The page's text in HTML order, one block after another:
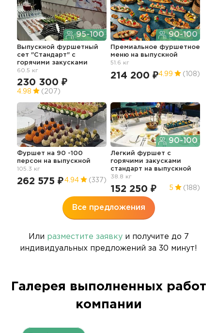
95-100
Выпускной фуршетный
сет "Стандарт" с
горячими закусками
60.5 кг
230 300 ₽
4.98 (207)
90-100
Премиальное фуршетное
меню на выпускной
51.6 кг
214 200 ₽4.99 (108)
Фуршет на 90 -100
персон на выпускной
105.3 кг
262 575 ₽4.94 (337)
90-100
Легкий фуршет c
горячими закусками
стандарт на выпускной
38.8 кг
152 250 ₽ 5 (188)
Все предложения
Или разместите заявкуи получите до 7
индивидуальных предложений за 30 минут!
Галерея выполненных работ
компании